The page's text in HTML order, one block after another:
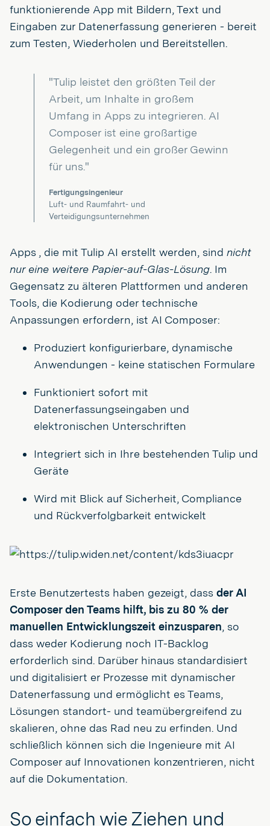
funktionierende App mit Bildern, Text und
Eingaben zur Datenerfassung generieren - bereit
zum Testen, Wiederholen und Bereitstellen.
"Tulip leistet den größten Teil der
Arbeit, um Inhalte in großem
Umfang in Apps zu integrieren. AI
Composer ist eine großartige
Gelegenheit und ein großer Gewinn
für uns."
Fertigungsingenieur
Luft- und Raumfahrt- und
Verteidigungsunternehmen
Apps , die mit Tulip AI erstellt werden, sind nicht
nur eine weitere Papier-auf-Glas-Lösung. Im
Gegensatz zu älteren Plattformen und anderen
Tools, die Kodierung oder technische
Anpassungen erfordern, ist AI Composer:
Produziert konfigurierbare, dynamische
Anwendungen - keine statischen Formulare
Funktioniert sofort mit
Datenerfassungseingaben und
elektronischen Unterschriften
Integriert sich in Ihre bestehenden Tulip und
Geräte
Wird mit Blick auf Sicherheit, Compliance
und Rückverfolgbarkeit entwickelt
Erste Benutzertests haben gezeigt, dass der AI
Composer den Teams hilft, bis zu 80 % der
manuellen Entwicklungszeit einzusparen, so
dass weder Kodierung noch IT-Backlog
erforderlich sind. Darüber hinaus standardisiert
und digitalisiert er Prozesse mit dynamischer
Datenerfassung und ermöglicht es Teams,
Lösungen standort- und teamübergreifend zu
skalieren, ohne das Rad neu zu erfinden. Und
schließlich können sich die Ingenieure mit AI
Composer auf Innovationen konzentrieren, nicht
auf die Dokumentation.
So einfach wie Ziehen und